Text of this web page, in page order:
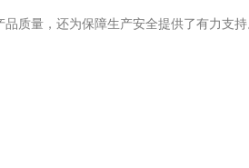
量，还为保障生产安全提供了有力支持